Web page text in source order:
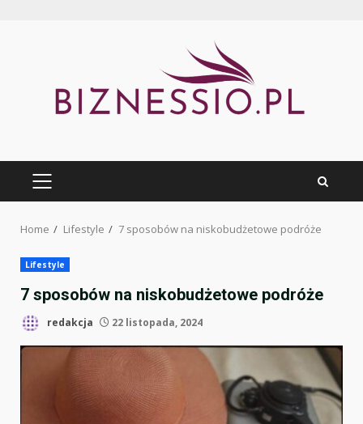
PRIMARY
Home Lifestyle 7 sposobów na niskobudżetowe podróże
Lifestyle
7 sposobów na niskobudżetowe podróże
redakcja 22 listopada, 2024